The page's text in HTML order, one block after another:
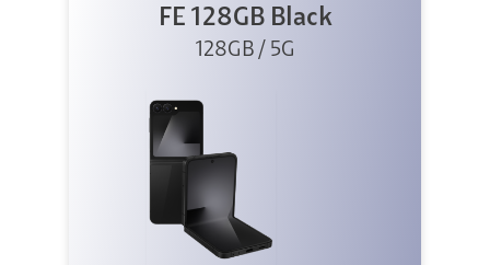
FE 128GB Black
128GB / 5G